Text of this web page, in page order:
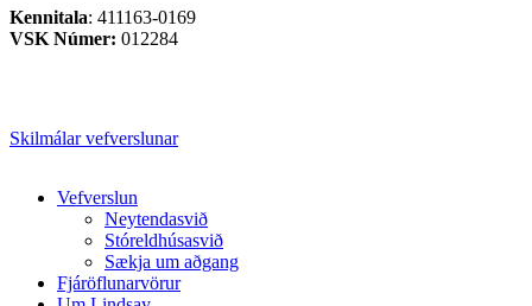
Kennitala: 411163-0169
VSK Númer: 012284
Skilmálar vefverslunar
Close
Vefverslun
Neytendasvið
Stóreldhúsasvið
Sækja um aðgang
Fjáröflunarvörur